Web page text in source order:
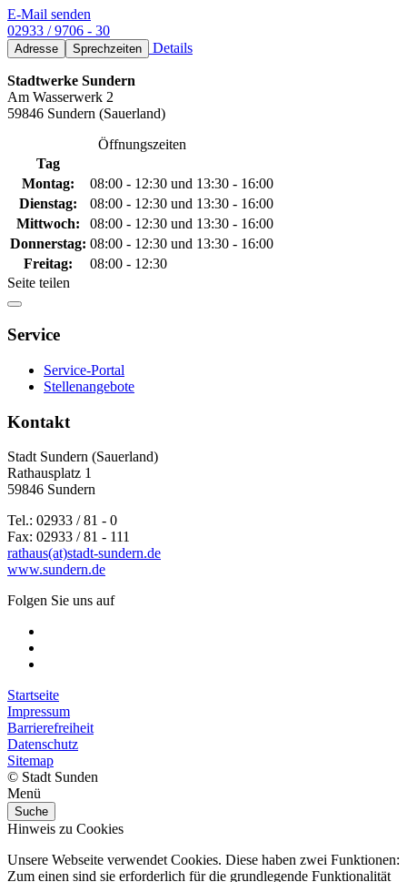
E-Mail senden
02933 / 9706 - 30
Adresse Sprechzeiten Details
Stadtwerke Sundern
Am Wasserwerk 2
59846 Sundern (Sauerland)
Öffnungszeiten
Tag
Montag:
08:00 - 12:30 und 13:30 - 16:00
Dienstag:
08:00 - 12:30 und 13:30 - 16:00
Mittwoch:
08:00 - 12:30 und 13:30 - 16:00
Donnerstag: 08:00 - 12:30 und 13:30 - 16:00
Freitag:
08:00 - 12:30
Seite teilen
Service
Service-Portal
Stellenangebote
Kontakt
Stadt Sundern (Sauerland)
Rathausplatz 1
59846 Sundern
Tel.: 02933 / 81 - 0
Fax: 02933 / 81 - 111
rathaus(at)stadt-sundern.de
www.sundern.de
Folgen Sie uns auf
Startseite
Impressum
Barrierefreiheit
Datenschutz
Sitemap
© Stadt Sunden
Menü
Suche
Hinweis zu Cookies
Unsere Webseite verwendet Cookies. Diese haben zwei Funktionen:
Zum einen sind sie erforderlich für die grundlegende Funktionalität